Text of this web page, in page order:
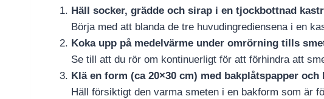
Häll socker, grädde och sirap i en tjockbottnad
Börja med att blanda de tre huvudingrediensena i en
Koka upp på medelvärme under omrörning tills
Se till att du rör om kontinuerligt för att förhindra att
Klä en form (ca 20×30 cm) med bakplåtspapper
Häll försiktigt den varma smeten i en bakform som är